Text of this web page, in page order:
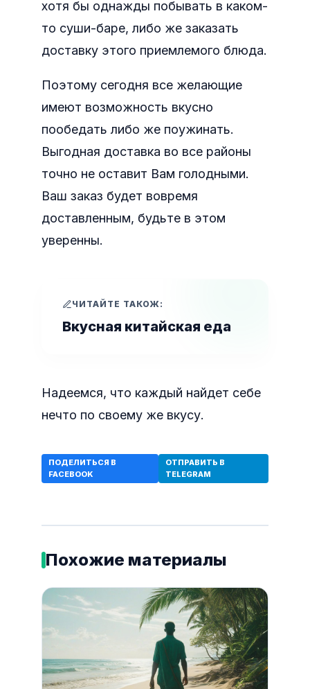
хотя бы однажды побывать в каком-
то суши-баре, либо же заказать
доставку этого приемлемого блюда.
Поэтому сегодня все желающие
имеют возможность вкусно
пообедать либо же поужинать.
Выгодная доставка во все районы
точно не оставит Вам голодными.
Ваш заказ будет вовремя
доставленным, будьте в этом
уверенны.
ЧИТАЙТЕ ТАКОЖ:
Вкусная китайская еда
Надеемся, что каждый найдет себе
нечто по своему же вкусу.
ПОДЕЛИТЬСЯ В
FACEBOOK
ОТПРАВИТЬ В
TELEGRAM
Похожие материалы